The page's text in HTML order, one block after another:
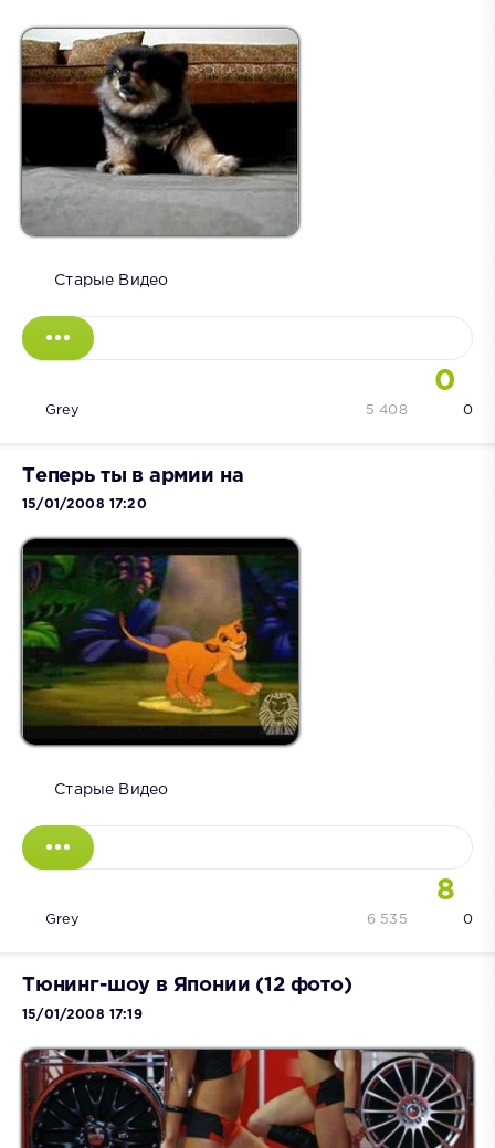
Старые Видео
0
Grey 0
5 408
Теперь ты в армии на
15/01/2008 17:20
Старые Видео
8
Grey 0
6 535
Тюнинг-шоу в Японии (12 фото)
15/01/2008 17:19